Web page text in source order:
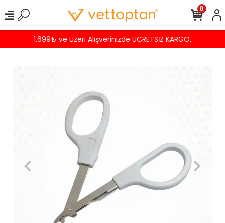
1.699₺ ve Üzeri Alışverinizde ÜCRETSİZ KARGO.
0